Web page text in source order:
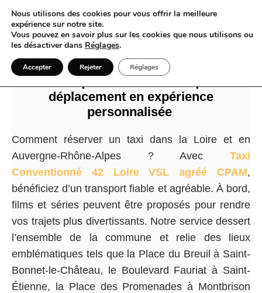
Taxi et Loire un service conventionné
déplacement en expérience
personnalisée
Comment réserver un taxi dans la Loire et en
Auvergne-Rhône-Alpes ? Avec Taxi
Conventionné 42 Loire VSL agréé CPAM,
bénéficiez d’un transport fiable et agréable. À bord,
films et séries peuvent être proposés pour rendre
vos trajets plus divertissants. Notre service dessert
l’ensemble de la commune et relie des lieux
emblématiques tels que la Place du Breuil à Saint-
Bonnet-le-Château, le Boulevard Fauriat à Saint-
Étienne, la Place des Promenades à Montbrison
Nous utilisons des cookies pour vous offrir la meilleure
expérience sur notre site.
Vous pouvez en savoir plus sur les cookies que nous utilisons ou
les désactiver dans Réglages.
Accepter Rejeter Réglages